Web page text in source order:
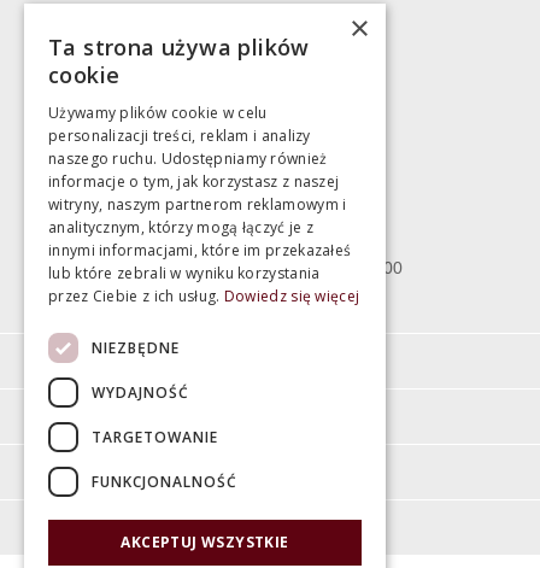
783 043 083
Magazyn
Bartycka 24/26 Hala 100
00-716 Warszawa
poniedziałek - piątek 10:00 - 18:00
sobota 10:00 - 15:00
Moje konto
O firmie
×
Ta strona używa plików
cookie
Używamy plików cookie w celu
personalizacji treści, reklam i analizy
naszego ruchu. Udostępniamy również
informacje o tym, jak korzystasz z naszej
witryny, naszym partnerom reklamowym i
analitycznym, którzy mogą łączyć je z
innymi informacjami, które im przekazałeś
lub które zebrali w wyniku korzystania
przez Ciebie z ich usług. Dowiedz się więcej
NIEZBĘDNE
WYDAJNOŚĆ
TARGETOWANIE
FUNKCJONALNOŚĆ
AKCEPTUJ WSZYSTKIE